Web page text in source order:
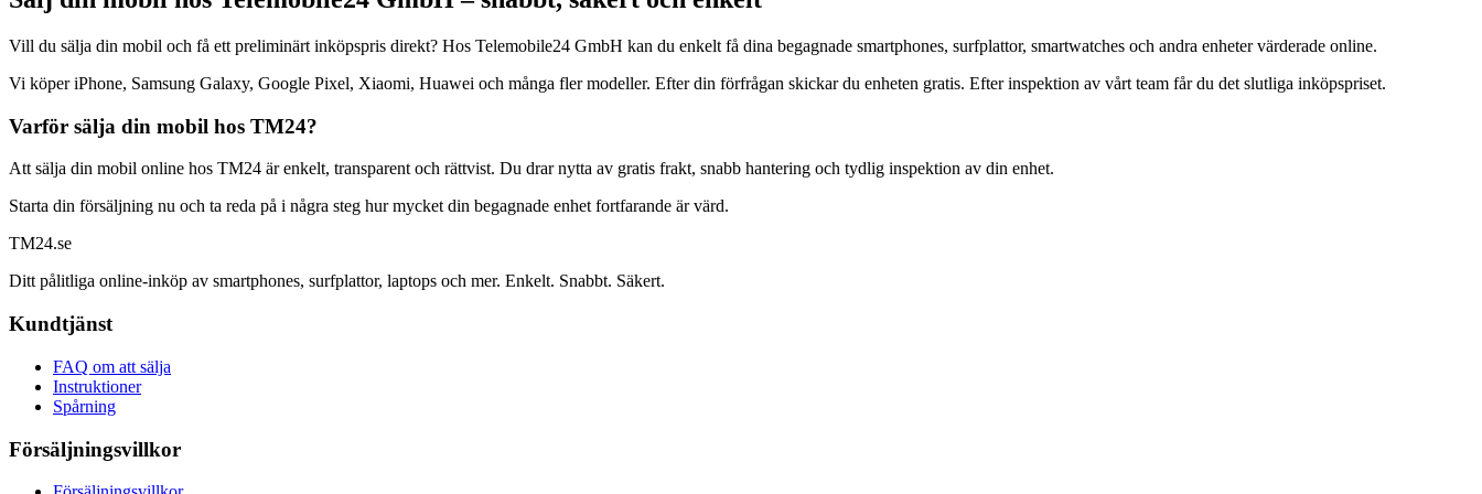
Vill du sälja din mobil och få ett preliminärt inköpspris direkt? Hos Telemobile24 GmbH kan du enkelt få dina begagnade smartphones, surfplattor, smartwatches och andra enheter värderade online.
Vi köper iPhone, Samsung Galaxy, Google Pixel, Xiaomi, Huawei och många fler modeller. Efter din förfrågan skickar du enheten gratis. Efter inspektion av vårt team får du det slutliga inköpspriset.
Varför sälja din mobil hos TM24?
Att sälja din mobil online hos TM24 är enkelt, transparent och rättvist. Du drar nytta av gratis frakt, snabb hantering och tydlig inspektion av din enhet.
Starta din försäljning nu och ta reda på i några steg hur mycket din begagnade enhet fortfarande är värd.
TM24.se
Ditt pålitliga online-inköp av smartphones, surfplattor, laptops och mer. Enkelt. Snabbt. Säkert.
Kundtjänst
FAQ om att sälja
Instruktioner
Spårning
Försäljningsvillkor